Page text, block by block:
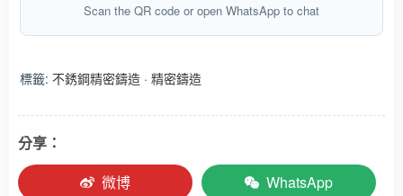
Scan the QR code or open WhatsApp to chat
標籤: 不銹鋼精密鑄造 · 精密鑄造
分享：
微博
WhatsApp